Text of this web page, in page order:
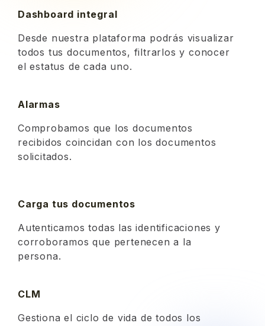
Dashboard integral
Desde nuestra plataforma podrás visualizar
todos tus documentos, filtrarlos y conocer
el estatus de cada uno.
Alarmas
Comprobamos que los documentos
recibidos coincidan con los documentos
solicitados.
Carga tus documentos
Autenticamos todas las identificaciones y
corroboramos que pertenecen a la
persona.
CLM
Gestiona el ciclo de vida de todos los